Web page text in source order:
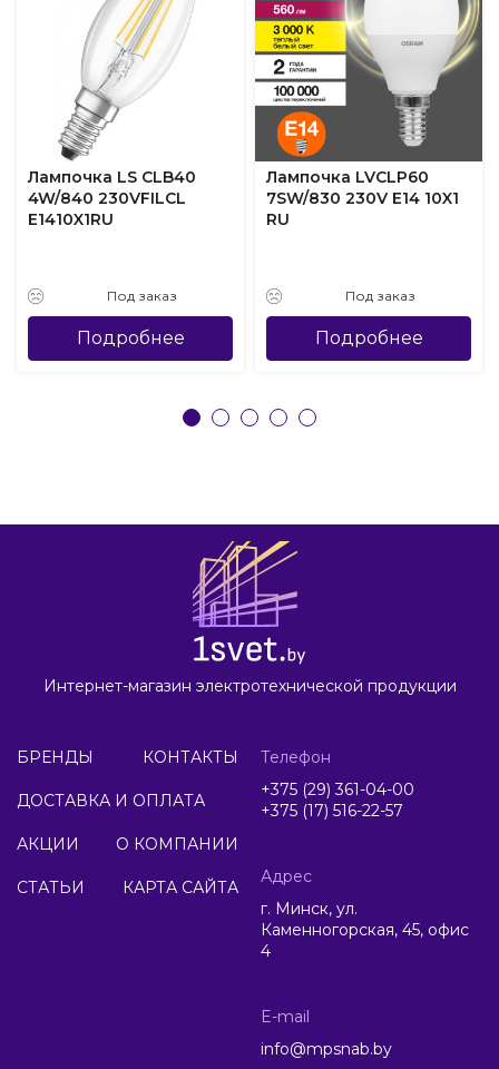
Лампочка LS CLB40
4W/840 230VFILCL
E1410X1RU
Под заказ
Подробнее
Лампочка LVCLP60
7SW/830 230V E14 10X1
RU
Под заказ
Подробнее
Интернет-магазин электротехнической продукции
БРЕНДЫ КОНТАКТЫ
ДОСТАВКА И ОПЛАТА
АКЦИИ О КОМПАНИИ
СТАТЬИ КАРТА САЙТА
Телефон
+375 (29) 361-04-00
+375 (17) 516-22-57
Адрес
г. Минск, ул.
Каменногорская, 45, офис
4
E-mail
info@mpsnab.by